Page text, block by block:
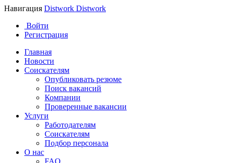
Навигация Distwork Distwork
Войти
Регистрация
Главная
Новости
Соискателям
Опубликовать резюме
Поиск вакансий
Компании
Проверенные вакансии
Услуги
Работодателям
Соискателям
Подбор персонала
О нас
FAQ